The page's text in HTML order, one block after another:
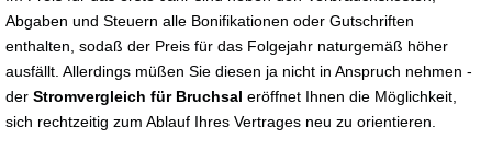
Abgaben und Steuern alle Bonifikationen oder Gutschriften
enthalten, sodaß der Preis für das Folgejahr naturgemäß höher
ausfällt. Allerdings müßen Sie diesen ja nicht in Anspruch nehmen -
der Stromvergleich für Bruchsal eröffnet Ihnen die Möglichkeit,
sich rechtzeitig zum Ablauf Ihres Vertrages neu zu orientieren.